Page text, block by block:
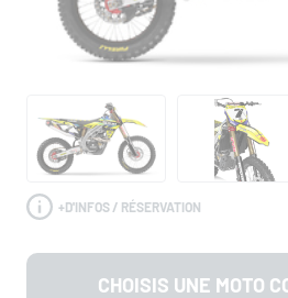
+D'INFOS / RÉSERVATION
CHOISIS UNE MOTO